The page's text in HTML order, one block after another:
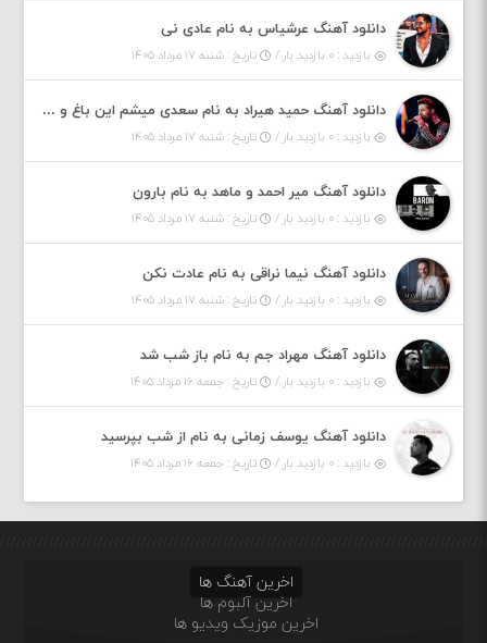
دانلود آهنگ عرشیاس به نام عادی نی
بازدید : ۰ بازدید بار / تاریخ : شنبه ۱۷ مرداد ۱۴۰۵
دانلود آهنگ حمید هیراد به نام سعدی میشم این باغ و گلستون کنی واسم خیام زمانه ام به تو پرت حواسم
بازدید : ۰ بازدید بار / تاریخ : شنبه ۱۷ مرداد ۱۴۰۵
دانلود آهنگ میر احمد و ماهد به نام بارون
بازدید : ۰ بازدید بار / تاریخ : شنبه ۱۷ مرداد ۱۴۰۵
دانلود آهنگ نیما نراقی به نام عادت نکن
بازدید : ۰ بازدید بار / تاریخ : شنبه ۱۷ مرداد ۱۴۰۵
دانلود آهنگ مهراد جم به نام باز شب شد
بازدید : ۰ بازدید بار / تاریخ : جمعه ۱۶ مرداد ۱۴۰۵
دانلود آهنگ یوسف زمانی به نام از شب بپرسید
بازدید : ۰ بازدید بار / تاریخ : جمعه ۱۶ مرداد ۱۴۰۵
اخرین آهنگ ها
اخرین آلبوم ها
اخرین موزیک ویدیو ها